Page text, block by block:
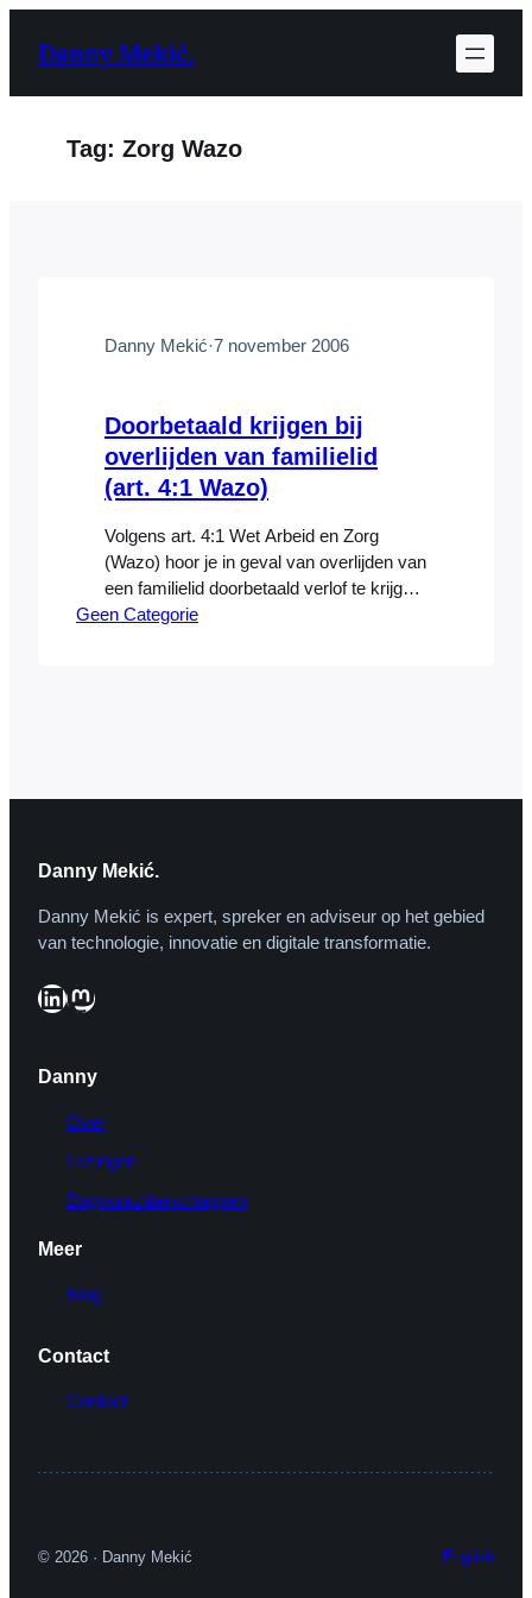
naarDanny Mekić.
Tag: Zorg Wazo
Danny Mekić·7 november 2006
Doorbetaald krijgen bij
overlijden van familielid
(art. 4:1 Wazo)
Volgens art. 4:1 Wet Arbeid en Zorg
(Wazo) hoor je in geval van overlijden van
een familielid doorbetaald verlof te krijgen:
1. De werknemer heeft recht op verlof
Geen Categorie
Danny Mekić.
Danny Mekić is expert, spreker en adviseur op het gebied
van technologie, innovatie en digitale transformatie.
LinkedIn Mastodon
Danny
Over
Lezingen
Dagvoorzitterschappen
Meer
Blog
Contact
Contact
© 2026 · Danny Mekić English